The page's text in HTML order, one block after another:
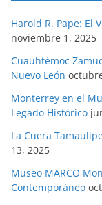
Harold R. Pape: El
noviembre 1, 2025
Cuauhtémoc
Nuevo León
Monterrey en el
Legado Histórico
La Cuera
13, 2025
Museo MARCO
Contemporáneo